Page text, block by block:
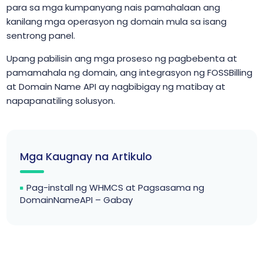
para sa mga kumpanyang nais pamahalaan ang
kanilang mga operasyon ng domain mula sa isang
sentrong panel.
Upang pabilisin ang mga proseso ng pagbebenta at
pamamahala ng domain, ang integrasyon ng FOSSBilling
at Domain Name API ay nagbibigay ng matibay at
napapanatiling solusyon.
Mga Kaugnay na Artikulo
Pag-install ng WHMCS at Pagsasama ng
DomainNameAPI – Gabay